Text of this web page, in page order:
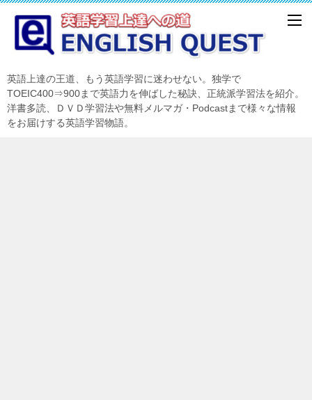
英語上達の王道、もう英語学習に迷わせない。独学で
TOEIC400⇒900まで英語力を伸ばした秘訣、正統派学習法を紹介。
洋書多読、ＤＶＤ学習法や無料メルマガ・Podcastまで様々な情報
をお届けする英語学習物語。